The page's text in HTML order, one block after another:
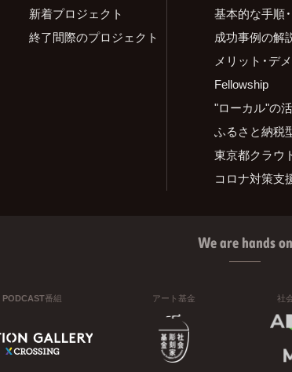
新着プロジェクト
終了間際のプロジェクト
基本的な手順
成功事例の解
メリット・デ
Fellowship
"ローカル"の
ふるさと納税
東京都クラウ
コロナ対策支
We are hands on
PODCAST番組 アート基金 社